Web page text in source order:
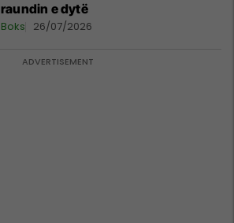
raundin e dytë
Boks 26/07/2026